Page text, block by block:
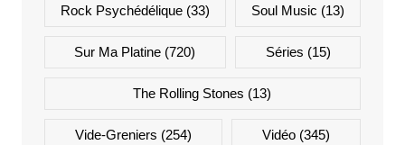
Rock Psychédélique(33) Soul Music (13)
Sur Ma Platine (720) Séries (15)
The Rolling Stones (13)
Vide-Greniers (254) Vidéo (345)